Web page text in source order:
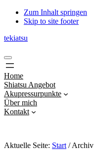
Zum Inhalt springen
Skip to site footer
tekiatsu
Shiatsu
bringt
Energie
in
Fluss...
Menu
Home
Shiatsu Angebot
Akupressurpunkte
Über mich
Kontakt
Aktuelle Seite: Start /Archiv